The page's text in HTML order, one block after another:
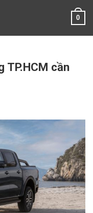
0
TP.HCM cần